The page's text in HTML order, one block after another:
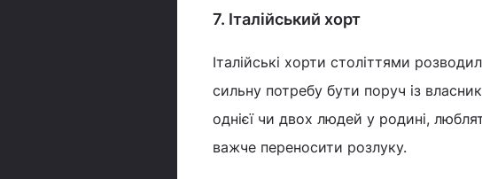
7. Італійський хорт
Італійські хорти століттями
сильну потребу бути поруч із
однієї чи двох людей у родині,
важче переносити розлуку.